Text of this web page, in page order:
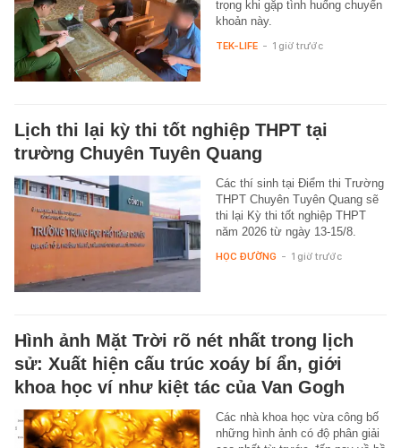
trọng khi gặp tình huống chuyển
khoản này.
TEK-LIFE - 1 giờ trước
Lịch thi lại kỳ thi tốt nghiệp THPT tại
trường Chuyên Tuyên Quang
Các thí sinh tại Điểm thi Trường
THPT Chuyên Tuyên Quang sẽ
thi lại Kỳ thi tốt nghiệp THPT
năm 2026 từ ngày 13-15/8.
HỌC ĐƯỜNG - 1 giờ trước
Hình ảnh Mặt Trời rõ nét nhất trong lịch
sử: Xuất hiện cấu trúc xoáy bí ẩn, giới
khoa học ví như kiệt tác của Van Gogh
Các nhà khoa học vừa công bố
những hình ảnh có độ phân giải